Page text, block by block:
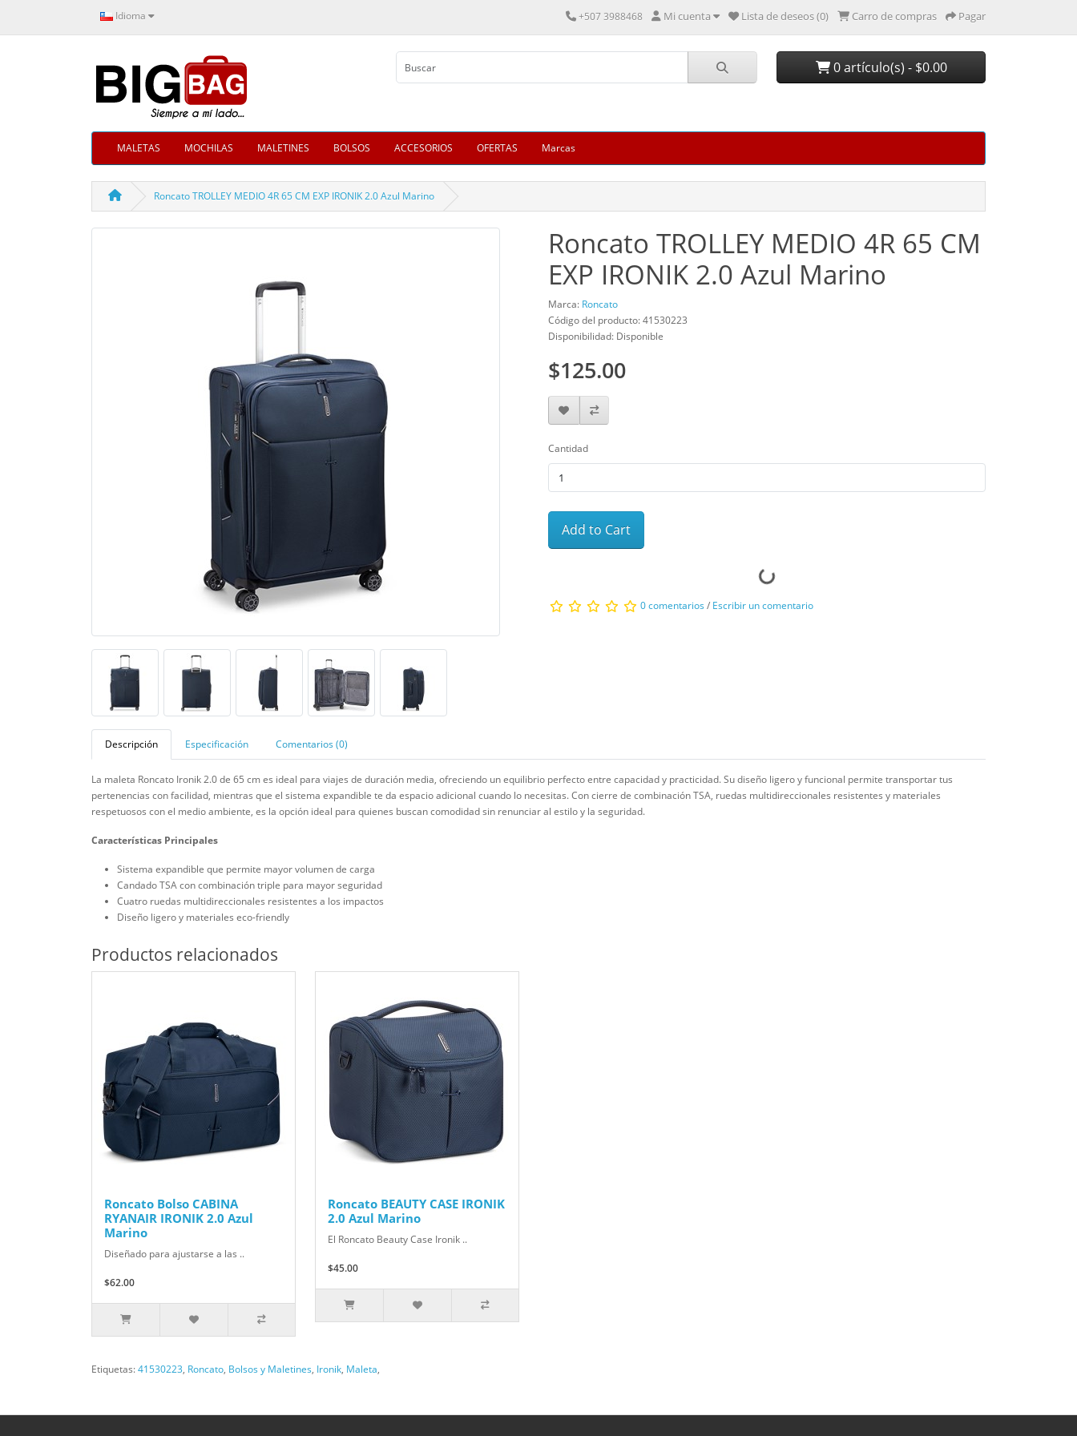
Idioma +507 3988468 Mi cuenta Lista de deseos (0) Carro de compras Pagar
0 artículo(s) - $0.00
MALETAS MOCHILAS MALETINES BOLSOS ACCESORIOS OFERTAS Marcas
Roncato TROLLEY MEDIO 4R 65 CM EXP IRONIK 2.0 Azul Marino
Roncato TROLLEY MEDIO 4R 65 CM
EXP IRONIK 2.0 Azul Marino
Marca: Roncato
Código del producto: 41530223
Disponibilidad: Disponible
$125.00
Cantidad
Add to Cart
0 comentarios/ Escribir un comentario
Descripción Especificación Comentarios (0)
La maleta Roncato Ironik 2.0 de 65 cm es ideal para viajes de duración media, ofreciendo un equilibrio perfecto entre capacidad y practicidad. Su diseño ligero y funcional permite transportar tus
pertenencias con facilidad, mientras que el sistema expandible te da espacio adicional cuando lo necesitas. Con cierre de combinación TSA, ruedas multidireccionales resistentes y materiales
respetuosos con el medio ambiente, es la opción ideal para quienes buscan comodidad sin renunciar al estilo y la seguridad.
Características Principales
Sistema expandible que permite mayor volumen de carga
Candado TSA con combinación triple para mayor seguridad
Cuatro ruedas multidireccionales resistentes a los impactos
Diseño ligero y materiales eco-friendly
Productos relacionados
Roncato Bolso CABINA
RYANAIR IRONIK 2.0 Azul
Marino
Diseñado para ajustarse a las ..
$62.00
Roncato BEAUTY CASE IRONIK
2.0 Azul Marino
El Roncato Beauty Case Ironik ..
$45.00
Etiquetas:41530223, Roncato, Bolsos y Maletines, Ironik, Maleta,